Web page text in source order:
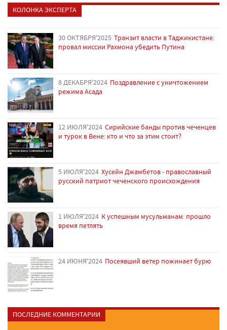
КОЛОНКА ЭКСПЕРТА
30 ОКТЯБРЯ'2025 Транзит власти в Таджикистане:
провал миссии Рахмона убедить Путина
8 ДЕКАБРЯ'2024 Поздравление с уничтожением
режима Асада
12 ИЮЛЯ'2024 Сирийские банды против чеченцев
и турок в Вене: кто и что за этим стоит?
5 ИЮЛЯ'2024 Хусейн Джамбетов - православный
русский патриот чеченского происхождения
1 ИЮЛЯ'2024 К успешным мусульманам: прошло
время петлять
24 ИЮНЯ'2024 Посеявший ветер пожинает бурю
ПОСЛЕДНИЕ КОММЕНТАРИИ